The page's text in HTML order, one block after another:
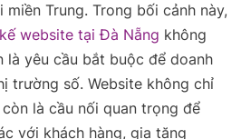
Trung. Trong bối cảnh này,
website tại Đà Nẵng không
là yêu cầu bắt buộc để doanh
trường số. Website không chỉ
là cầu nối quan trọng để
với khách hàng, gia tăng